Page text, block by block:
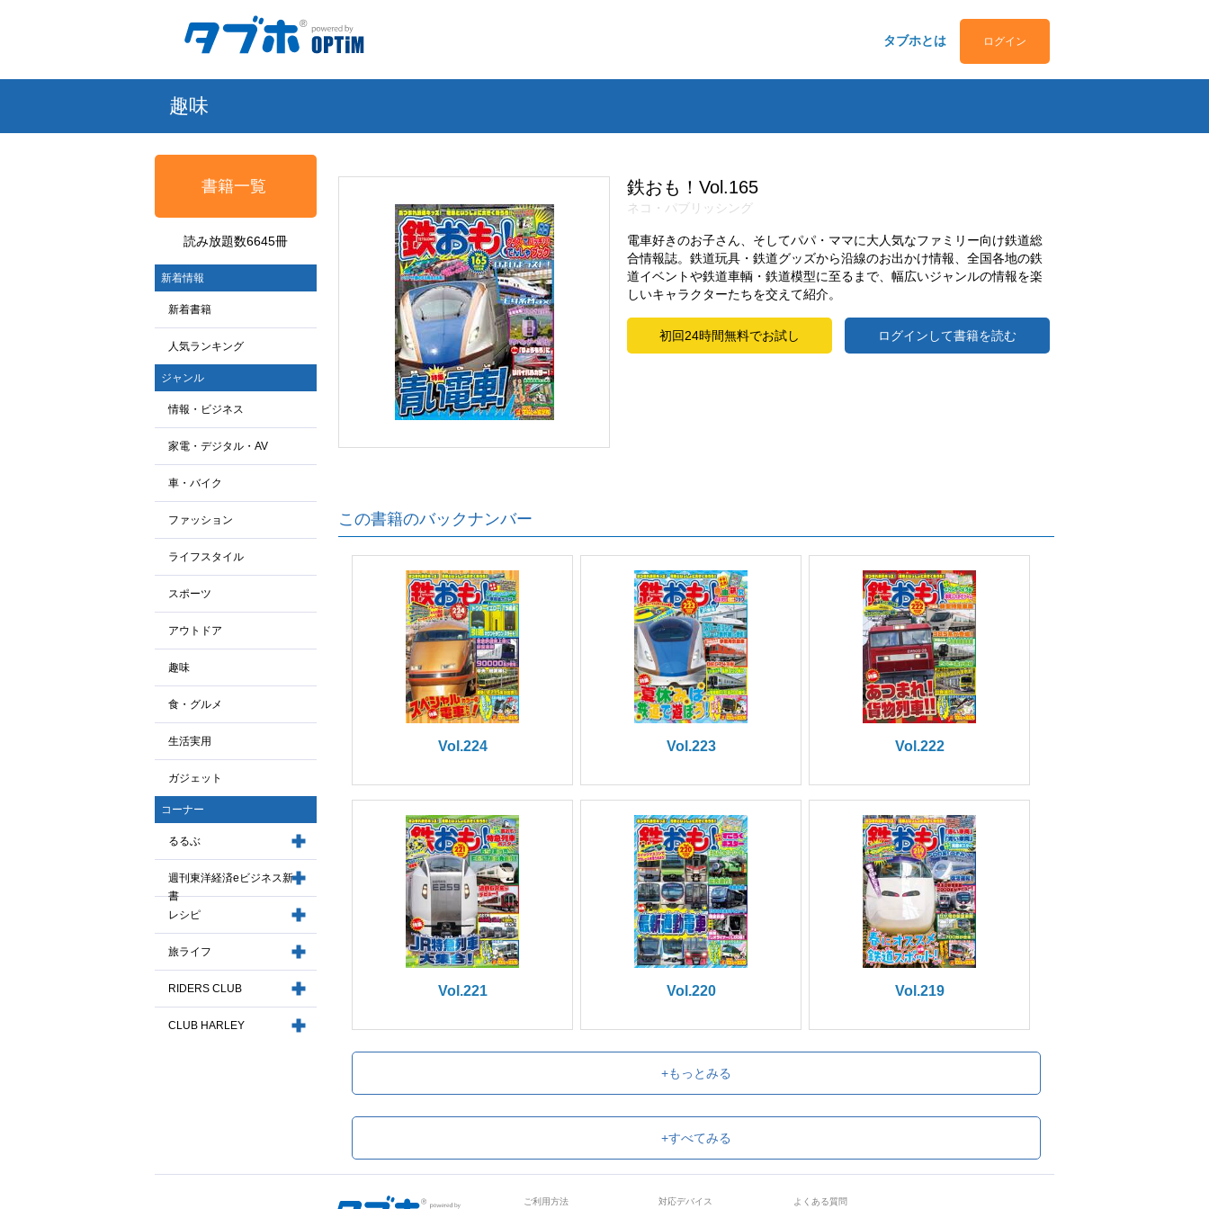
タブホとは ログイン
趣味
書籍一覧
読み放題数6645冊
新着情報
新着書籍
人気ランキング
ジャンル
情報・ビジネス
家電・デジタル・AV
車・バイク
ファッション
ライフスタイル
スポーツ
アウトドア
趣味
食・グルメ
生活実用
ガジェット
コーナー
るるぶ
週刊東洋経済eビジネス新
書
レシピ
旅ライフ
RIDERS CLUB
CLUB HARLEY
鉄おも！Vol.165
ネコ・パブリッシング
電車好きのお子さん、そしてパパ・ママに大人気なファミリー向け鉄道総
合情報誌。鉄道玩具・鉄道グッズから沿線のお出かけ情報、全国各地の鉄
道イベントや鉄道車輌・鉄道模型に至るまで、幅広いジャンルの情報を楽
しいキャラクターたちを交えて紹介。
初回24時間無料でお試し ログインして書籍を読む
この書籍のバックナンバー
Vol.224 Vol.223 Vol.222
Vol.221 Vol.220 Vol.219
+もっとみる
+すべてみる
ご利用方法 対応デバイス よくある質問